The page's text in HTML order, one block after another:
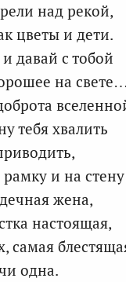
над рекой,
цветы и дети.
давай с тобой
на свете…
тебя хвалить
и на
жена,
настоящая,
самая
одна.